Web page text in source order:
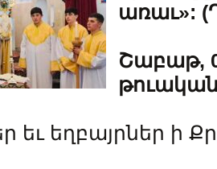
առաւ»:
Շաբաթ,
եւ եղբայրներ ի